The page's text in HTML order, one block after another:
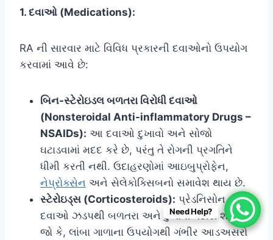
1. દવાઓ (Medications):
RA ની સારવાર માટે વિવિધ પ્રકારની દવાઓનો ઉપયોગ
કરવામાં આવે છે:
બિન-સ્ટેરોઇડલ બળતરા વિરોધી દવાઓ
(Nonsteroidal Anti-inflammatory Drugs –
NSAIDs): આ દવાઓ દુખાવો અને સોજો
ઘટાડવામાં મદદ કરે છે, પરંતુ તે રોગની પ્રગતિને
ધીમી કરતી નથી. ઉદાહરણોમાં આઇબુપ્રોફેન,
નેપ્રોક્સેન અને સેલેકોક્સિબનો સમાવેશ થાય છે.
સ્ટેરોઇડ્સ (Corticosteroids): પ્રેડનિસોન જેવી
દવાઓ ઝડપથી બળતરા અને દુખાવો ઘટાડી શકે છે.
જો કે, લાંબા ગાળાના ઉપયોગથી ગંભીર આડઅસરો
Need Help?